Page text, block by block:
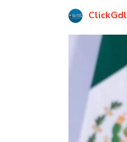
ClickGdl